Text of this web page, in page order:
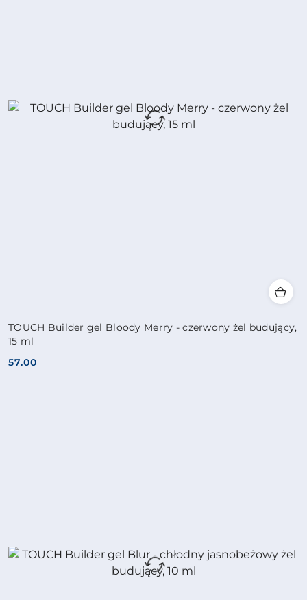
TOUCH Builder gel Bloody Merry - czerwony żel budujący,
15 ml
Cena:
57.00